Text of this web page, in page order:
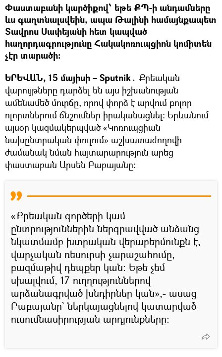
Փաստաբանի կարծիքով՝ եթե ՔՊ-ի անդամները
ևս գաղտնալսվեին, ապա Թալինի համայնքապետ
Տավրոս Սափեյանի հետ կապված
հաղորդագրությունը Հակակոռուպցիոն կոմիտեն
չէր տարածի։
ԵՐԵՎԱՆ, 15 մայիսի – Sputnik․ Քրեական
վարույթները դարձել են այս իշխանության
ամենամեծ մուրճը, որով փորձ է արվում բոլոր
ոլորտներում ճնշումներ իրականացնել։ Երևանում
այսօր կազմակերպված «Կոռուպցիան
նախընտրական փուլում» աշխատաժողովի
ժամանակ նման հայտարարություն արեց
փաստաբան Արսեն Բաբայանը։
«Քրեական գործերի կամ
ընտրություններին ներգրավված անձանց
նկատմամբ խտրական վերաբերմունքն է,
վարչական ռեսուրսի չարաշահումը,
բազմաթիվ դեպքեր կան։ Եթե չեմ
սխալվում, 17 ուղղություններով
արձանագրված խնդիրներ կան»,- ասաց
Բաբայանը՝ ներկայացնելով կատարված
ուսումնասիրության արդյունքները։